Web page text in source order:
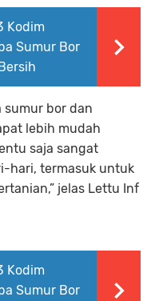
Kodim
Sumur Bor
sumur bor dan
lebih mudah
saja sangat
hari, termasuk untuk
jelas Lettu Inf
Kodim
Sumur Bor